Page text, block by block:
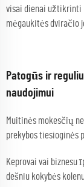
visai dienai užtikrinti
mėgaukitės dviračio
Patogūs ir
naudojimui
Muitinės mokesčių
prekybos tiesioginės
Keprovai vai biznesu
dešniu kokybės